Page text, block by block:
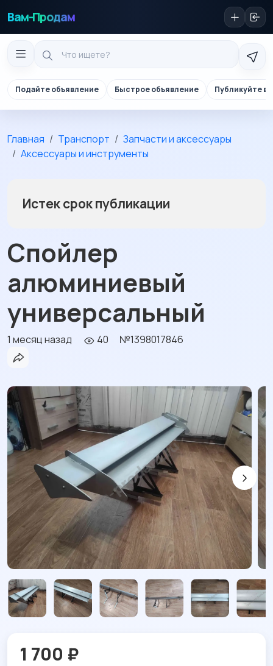
Вам-Продам
Подайте объявление Быстрое объявление Публикуйте в
Главная Транспорт
Запчасти и аксессуары
Аксессуары и инструменты
Истек срок публикации
Спойлер
алюминиевый
универсальный
1 месяц назад 40 №1398017846
1 700 ₽